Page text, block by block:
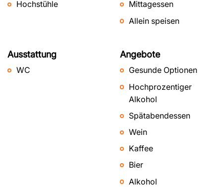
Hochstühle
Mittagessen
Allein speisen
Ausstattung
WC
Angebote
Gesunde Optionen
Hochprozentiger
Alkohol
Spätabendessen
Wein
Kaffee
Bier
Alkohol